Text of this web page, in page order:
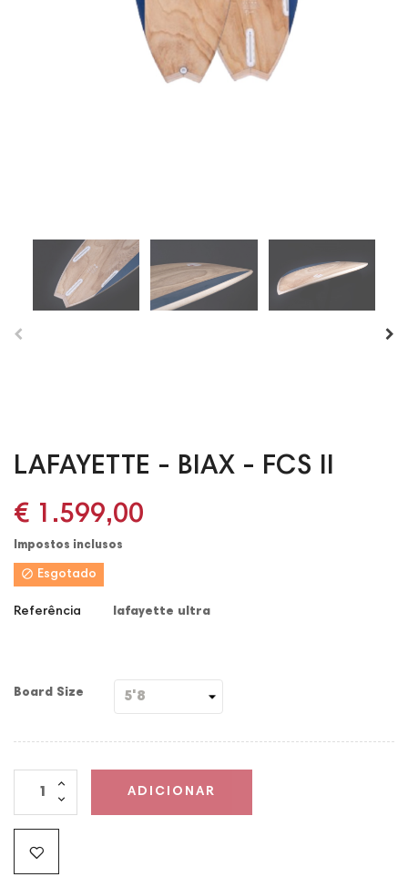
LAFAYETTE - BIAX - FCS II
€ 1.599,00
Impostos inclusos
 Esgotado
Referência lafayette ultra
Board Size
ADICIONAR